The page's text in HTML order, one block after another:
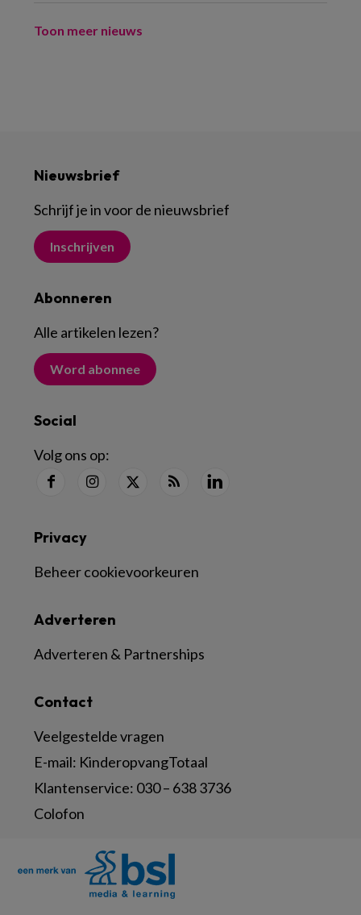
Toon meer nieuws
Nieuwsbrief
Schrijf je in voor de nieuwsbrief
Inschrijven
Abonneren
Alle artikelen lezen?
Word abonnee
Social
Volg ons op:
Contact
Veelgestelde vragen
E-mail: KinderopvangTotaal
Klantenservice: 030 – 638 3736
Colofon
Adverteren
Adverteren & Partnerships
Privacy
Beheer cookievoorkeuren